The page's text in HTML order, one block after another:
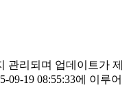
관리되며 업데이트가 제
09-19 08:55:33에 이루어